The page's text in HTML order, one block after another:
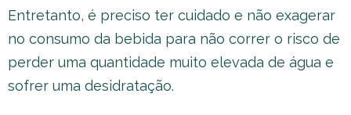
Entretanto, é preciso ter cuidado e não exagerar
no consumo da bebida para não correr o risco de
perder uma quantidade muito elevada de água e
sofrer uma desidratação.